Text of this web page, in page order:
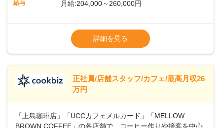
よ♪あなたも、無理なくステップアップできる環境で、少しず
つ成長していきませんか？
給与 月給:204,000～260,000円
ます・東日本エリア：月給21万4000～27万
※経験・スキルを考慮の上、決定します。
※別途、残業代および各種手当あり
※試用期間なし
■店長職： ・西日本／月給26万7500円
万円＋賞与(年3回)・店長職：年収410万円／
詳細を見る
正社員/店舗スタッフ/カフェ/最高月収26
万円
「上島珈琲店」「UCCカフェメルカード」「MELLOW
BROWN COFFEE」の各店舗で、コーヒー作りや接客を中心